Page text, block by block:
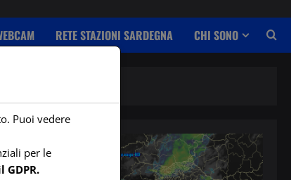
RETE STAZIONI SARDEGNA CHI SONO
Puoi vedere
per le